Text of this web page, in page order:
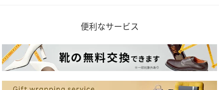
便利なサービス